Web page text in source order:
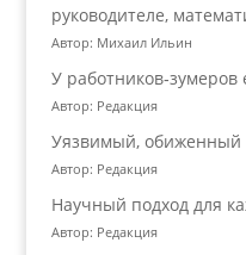
руководителе,
Автор: Михаил Ильин
У
Автор: Редакция
Уязвимый, обиженный
Автор: Редакция
Научный подход для
Автор: Редакция